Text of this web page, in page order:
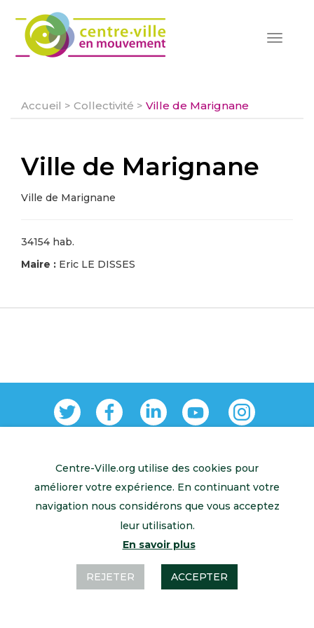
Toggle
Accueil > Collectivité > Ville de Marignane
Ville de Marignane
Ville de Marignane
34154 hab.
Maire : Eric LE DISSES
Retour à l’accueil Mentions légales Contactez-nous
Centre-Ville.org utilise des cookies pour
améliorer votre expérience. En continuant votre
navigation nous considérons que vous acceptez
leur utilisation.
En savoir plus
REJETER ACCEPTER